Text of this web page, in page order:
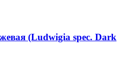
(Ludwigia spec. Dark